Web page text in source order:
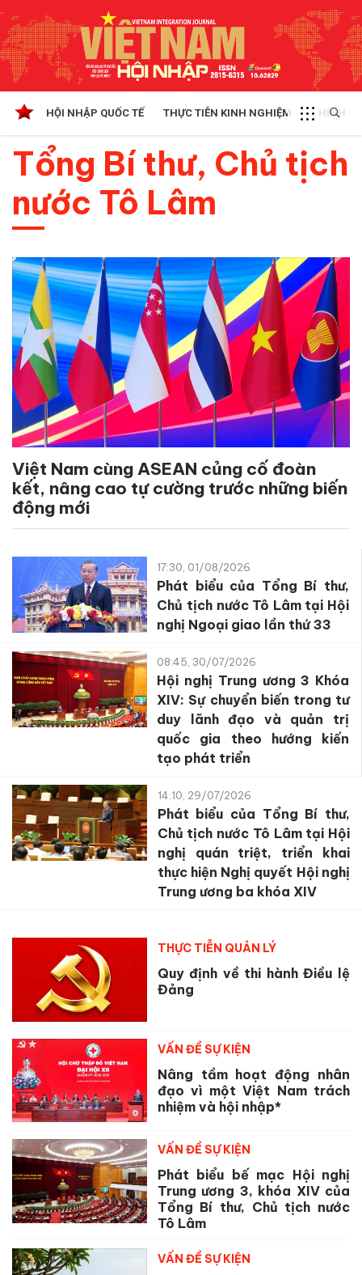
HỘI NHẬP QUỐC TẾ THỰC TIỄN KINH NGHIỆM CHÍNH
Tổng Bí thư, Chủ tịch
nước Tô Lâm
Việt Nam cùng ASEAN củng cố đoàn
kết, nâng cao tự cường trước những biến
động mới
17:30, 01/08/2026
Phát biểu của Tổng Bí thư,
Chủ tịch nước Tô Lâm tại Hội
nghị Ngoại giao lần thứ 33
08:45, 30/07/2026
Hội nghị Trung ương 3 Khóa
XIV: Sự chuyển biến trong tư
duy lãnh đạo và quản trị
quốc gia theo hướng kiến
tạo phát triển
14:10, 29/07/2026
Phát biểu của Tổng Bí thư,
Chủ tịch nước Tô Lâm tại Hội
nghị quán triệt, triển khai
thực hiện Nghị quyết Hội nghị
Trung ương ba khóa XIV
THỰC TIỄN QUẢN LÝ
Quy định về thi hành Điều lệ
Đảng
VẤN ĐỀ SỰ KIỆN
Nâng tầm hoạt động nhân
đạo vì một Việt Nam trách
nhiệm và hội nhập*
VẤN ĐỀ SỰ KIỆN
Phát biểu bế mạc Hội nghị
Trung ương 3, khóa XIV của
Tổng Bí thư, Chủ tịch nước
Tô Lâm
VẤN ĐỀ SỰ KIỆN